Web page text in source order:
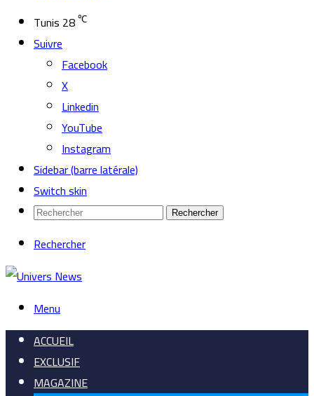
Tunis 28℃
Suivre
Facebook
X
Linkedin
YouTube
Instagram
Sidebar (barre latérale)
Switch skin
Rechercher
Rechercher
Menu
ACCUEIL
EXCLUSIF
MAGAZINE